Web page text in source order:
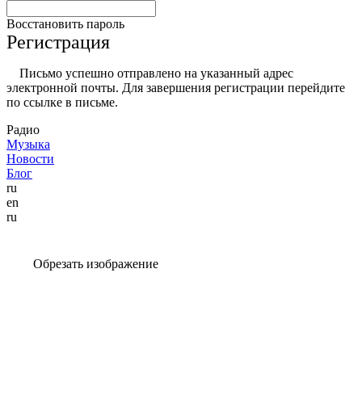
Восстановить пароль
Регистрация
Письмо успешно отправлено на указанный адрес
электронной почты. Для завершения регистрации перейдите
по ссылке в письме.
Радио
Музыка
Новости
Блог
ru
en
ru
Обрезать изображение